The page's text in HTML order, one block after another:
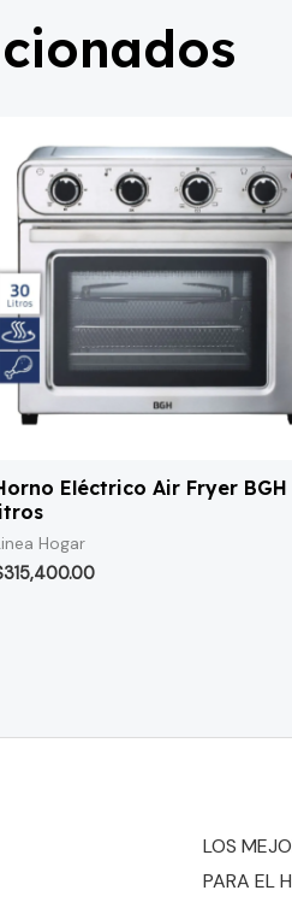
Eléctrico Air Fryer BGH
Hogar
315,400.00
LOS
PARA EL